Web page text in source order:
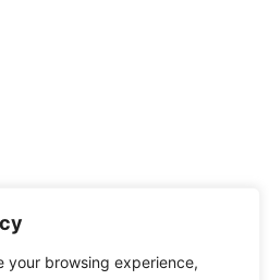
your browsing experience,